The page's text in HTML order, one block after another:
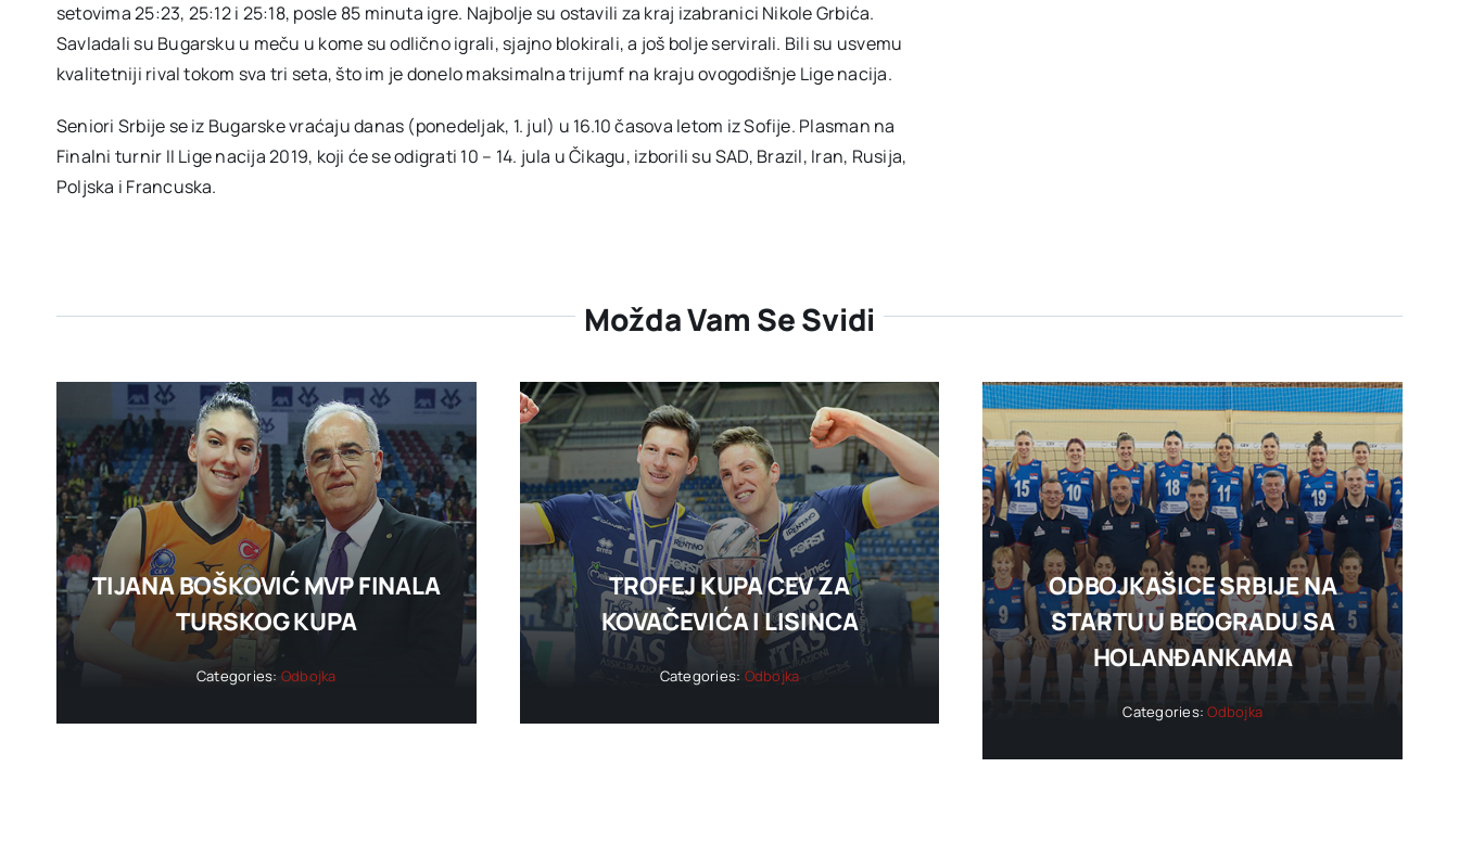
setovima 25:23, 25:12 i 25:18, posle 85 minuta igre. Najbolje su ostavili za kraj izabranici Nikole Grbića.
Savladali su Bugarsku u meču u kome su odlično igrali, sjajno blokirali, a još bolje servirali. Bili su usvemu
kvalitetniji rival tokom sva tri seta, što im je donelo maksimalna trijumf na kraju ovogodišnje Lige nacija.
Seniori Srbije se iz Bugarske vraćaju danas (ponedeljak, 1. jul) u 16.10 časova letom iz Sofije. Plasman na
Finalni turnir II Lige nacija 2019, koji će se odigrati 10 – 14. jula u Čikagu, izborili su SAD, Brazil, Iran, Rusija,
Poljska i Francuska.
Možda Vam Se Svidi
TIJANA BOŠKOVIĆ MVP FINALA
TURSKOG KUPA
Categories: Odbojka
TROFEJ KUPA CEV ZA
KOVAČEVIĆA I LISINCA
Categories: Odbojka
ODBOJKAŠICE SRBIJE NA
STARTU U BEOGRADU SA
HOLANĐANKAMA
Categories:Odbojka